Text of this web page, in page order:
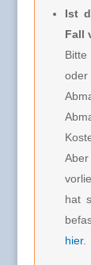
Ist
Fall
hat
hier.